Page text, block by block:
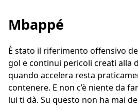
Mbappé
È stato il riferimento offensivo
gol e continui pericoli creati alla
quando accelera resta
contenere. E non c’è niente da
lui ti dà. Su questo non ha mai